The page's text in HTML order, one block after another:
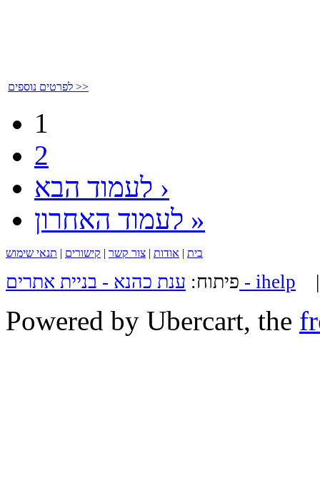
לפרטים נוספים >>
1
2
לעמוד הבא ›
לעמוד האחרון »
בית | אודות | צור קשר | קישורים | תנאי שימוש
פיתוח: ענת כהנא - בניית אתרים - ihelp
Powered by Ubercart, the